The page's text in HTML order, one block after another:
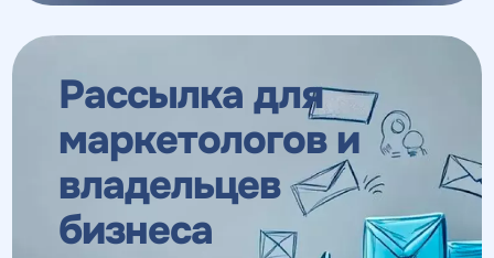
Рассылка для
маркетологови
владельцев
бизнеса